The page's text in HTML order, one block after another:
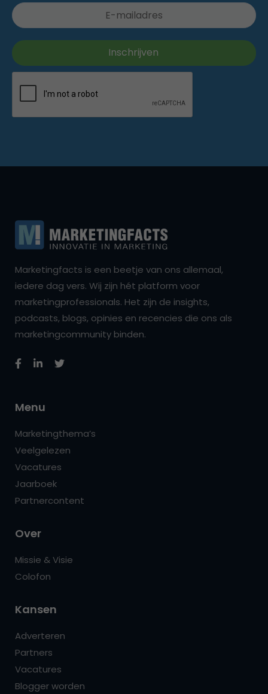
Marketingfacts is een beetje van ons allemaal,
iedere dag vers. Wij zijn hét platform voor
marketingprofessionals. Het zijn de insights,
podcasts, blogs, opinies en recencies die ons als
marketingcommunity binden.
Menu
Marketingthema’s
Veelgelezen
Vacatures
Jaarboek
Partnercontent
Over
Missie & Visie
Colofon
Kansen
Adverteren
Partners
Vacatures
Blogger worden